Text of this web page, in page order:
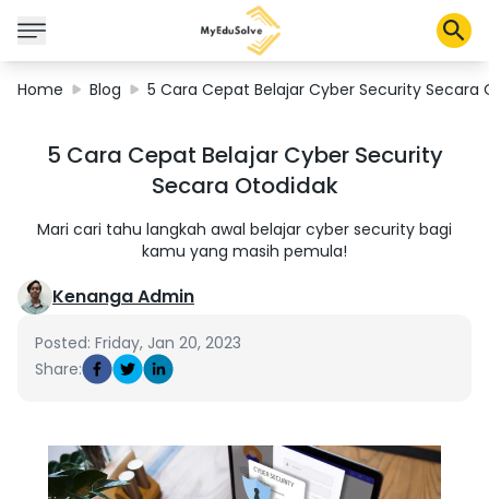
Corporate Solutions
About Us
Home Blog 5 Cara Cepat Belajar Cyber Security Secara
5 Cara Cepat Belajar Cyber Security
Secara Otodidak
Mari cari tahu langkah awal belajar cyber security bagi
kamu yang masih pemula!
Kenanga Admin
Posted: Friday, Jan 20, 2023
Share: